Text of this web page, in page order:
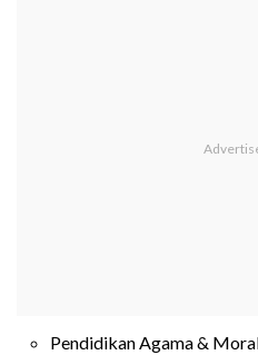
Pendidikan Agama &